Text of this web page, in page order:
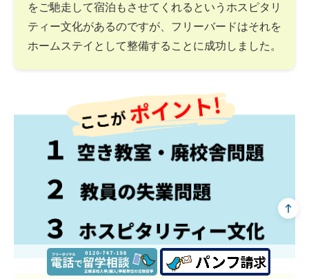
をご馳走して宿泊もさせてくれるというホスピタリ
ティー文化があるのですが、フリーバードはそれを
ホームステイとして整備することに成功しました。